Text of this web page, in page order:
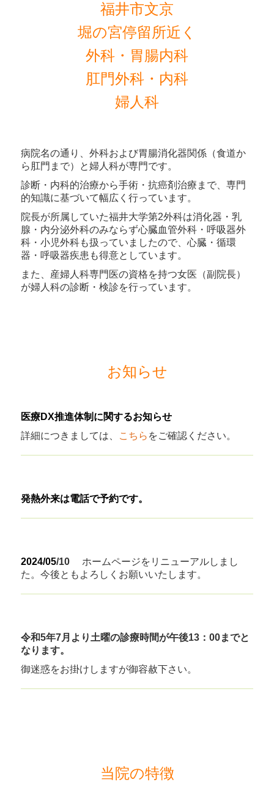
福井市文京
堀の宮停留所近く
外科・胃腸内科
肛門外科・内科
婦人科
病院名の通り、外科および胃腸消化器関係（食道か
ら肛門まで）と婦人科が専門です。
診断・内科的治療から手術・抗癌剤治療まで、専門
的知識に基づいて幅広く行っています。
院長が所属していた福井大学第2外科は消化器・乳
腺・内分泌外科のみならず心臓血管外科・呼吸器外
科・小児外科も扱っていましたので、心臓・循環
器・呼吸器疾患も得意としています。
また、産婦人科専門医の資格を持つ女医（副院長）
が婦人科の診断・検診を行っています。
お知らせ
医療DX推進体制に関するお知らせ
詳細につきましては、 こちら をご確認ください。
発熱外来は電話で予約です。
2024/05/10
ホームページをリニューアルしまし
た。今後ともよろしくお願いいたします。
令和5年7月より土曜の診療時間が午後13：00までと
なります。
御迷惑をお掛けしますが御容赦下さい。
当院の特徴